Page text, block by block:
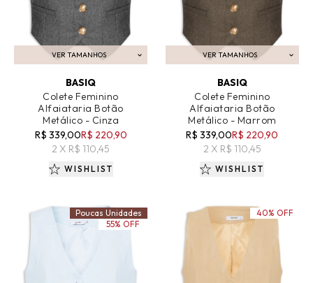
VER TAMANHOS
ADICIONAR AO CARRINHO
BASIQ
Colete Feminino
Alfaiataria Botão
Metálico - Cinza
R$ 339,00R$ 220,90
2 X R$ 110,45
WISHLIST
VER TAMANHOS
ADICIONAR AO CARRINHO
BASIQ
Colete Feminino
Alfaiataria Botão
Metálico - Marrom
R$ 339,00R$ 220,90
2 X R$ 110,45
WISHLIST
Poucas Unidades
55% OFF
40% OFF